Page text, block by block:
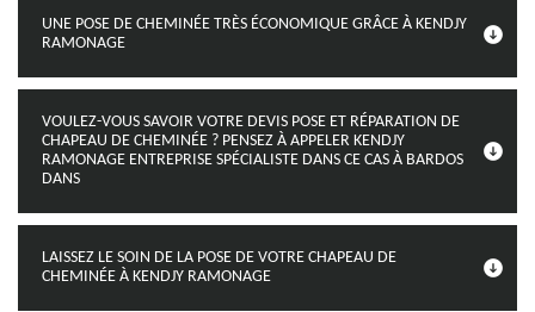
UNE POSE DE CHEMINÉE TRÈS ÉCONOMIQUE GRÂCE À KENDJY
RAMONAGE
VOULEZ-VOUS SAVOIR VOTRE DEVIS POSE ET RÉPARATION DE
CHAPEAU DE CHEMINÉE ? PENSEZ À APPELER KENDJY
RAMONAGE ENTREPRISE SPÉCIALISTE DANS CE CAS À BARDOS
DANS
LAISSEZ LE SOIN DE LA POSE DE VOTRE CHAPEAU DE
CHEMINÉE À KENDJY RAMONAGE